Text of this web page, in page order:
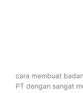
cara membuat
PT dengan sangat